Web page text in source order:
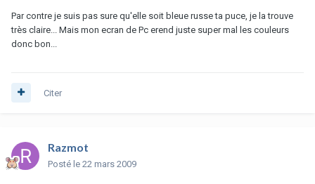
Par contre je suis pas sure qu'elle soit bleue russe ta puce, je la trouve
très claire... Mais mon ecran de Pc erend juste super mal les couleurs
donc bon...
Citer
Razmot
Posté le 22 mars 2009